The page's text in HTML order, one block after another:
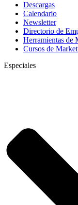
Descargas
Calendario
Newsletter
Directorio de
Herramientas de
Cursos de
Especiales